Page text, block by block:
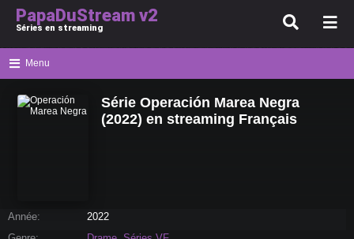
PapaDuStream v2
Séries en streaming
Menu
Série Operación Marea Negra
(2022) en streaming Français
Année:
2022